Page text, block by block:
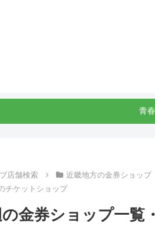
青
店舗検索 近畿地方の金券ショップ
チケットショップ
金券ショップ一覧